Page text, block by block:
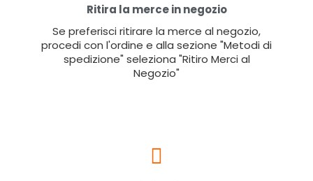
Ritira la merce in negozio
Se preferisci ritirare la merce al negozio,
procedi con l'ordine e alla sezione "Metodi di
spedizione" seleziona "Ritiro Merci al
Negozio"